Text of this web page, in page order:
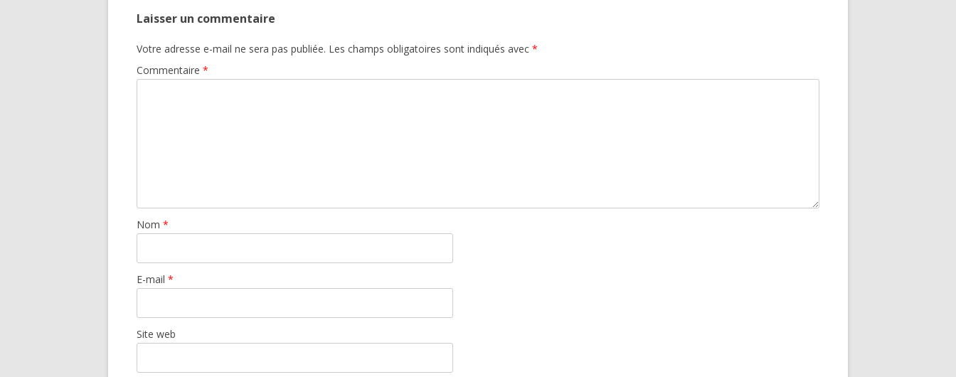
Laisser un commentaire
Votre adresse e-mail ne sera pas publiée. Les champs obligatoires sont indiqués avec *
Commentaire *
Nom *
E-mail *
Site web